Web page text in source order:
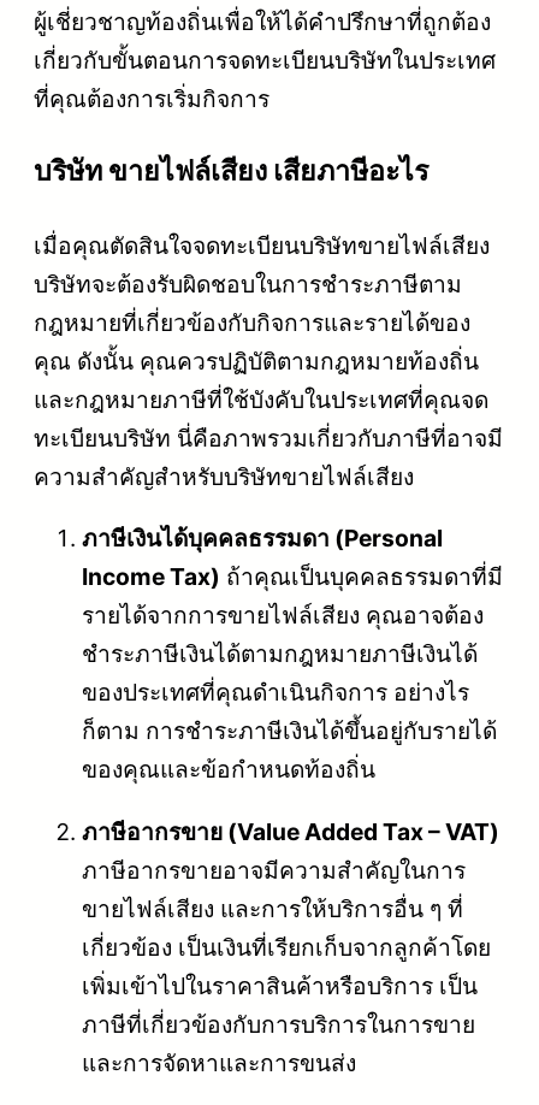
ผู้เชี่ยวชาญท้องถิ่นเพื่อให้ได้คำปรึกษาที่ถูกต้อง
เกี่ยวกับขั้นตอนการจดทะเบียนบริษัทในประเทศ
ที่คุณต้องการเริ่มกิจการ
บริษัท ขายไฟล์เสียง เสียภาษีอะไร
เมื่อคุณตัดสินใจจดทะเบียนบริษัทขายไฟล์เสียง
บริษัทจะต้องรับผิดชอบในการชำระภาษีตาม
กฎหมายที่เกี่ยวข้องกับกิจการและรายได้ของ
คุณ ดังนั้น คุณควรปฏิบัติตามกฎหมายท้องถิ่น
และกฎหมายภาษีที่ใช้บังคับในประเทศที่คุณจด
ทะเบียนบริษัท นี่คือภาพรวมเกี่ยวกับภาษีที่อาจมี
ความสำคัญสำหรับบริษัทขายไฟล์เสียง
ภาษีเงินได้บุคคลธรรมดา (Personal
Income Tax) ถ้าคุณเป็นบุคคลธรรมดาที่มี
รายได้จากการขายไฟล์เสียง คุณอาจต้อง
ชำระภาษีเงินได้ตามกฎหมายภาษีเงินได้
ของประเทศที่คุณดำเนินกิจการ อย่างไร
ก็ตาม การชำระภาษีเงินได้ขึ้นอยู่กับรายได้
ของคุณและข้อกำหนดท้องถิ่น
ภาษีอากรขาย (Value Added Tax – VAT)
ภาษีอากรขายอาจมีความสำคัญในการ
ขายไฟล์เสียง และการให้บริการอื่น ๆ ที่
เกี่ยวข้อง เป็นเงินที่เรียกเก็บจากลูกค้าโดย
เพิ่มเข้าไปในราคาสินค้าหรือบริการ เป็น
ภาษีที่เกี่ยวข้องกับการบริการในการขาย
และการจัดหาและการขนส่ง